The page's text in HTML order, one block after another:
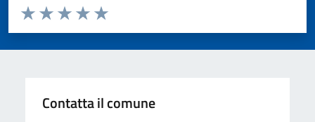
Valuta da 1 a 5 stelle la pagina
Valuta 5 stelle su 5
Valuta 4 stelle su 5
Valuta 3 stelle su 5
Valuta 2 stelle su 5
Valuta 1 stelle su 5
Contatta il comune